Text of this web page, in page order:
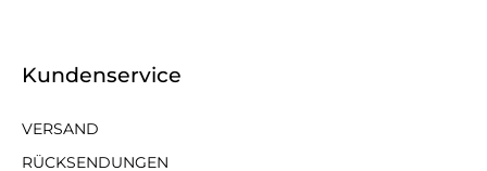
Kundenservice
VERSAND
RÜCKSENDUNGEN